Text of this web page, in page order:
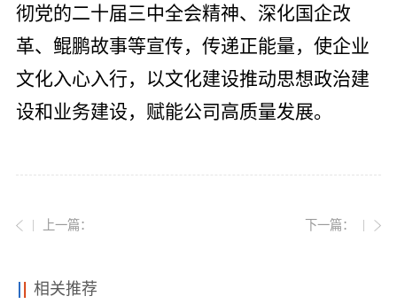
彻党的二十届三中全会精神、深化国企改
革、鲲鹏故事等宣传，传递正能量，使企业
文化入心入行，以文化建设推动思想政治建
设和业务建设，赋能公司高质量发展。
上一篇： 下一篇：
相关推荐